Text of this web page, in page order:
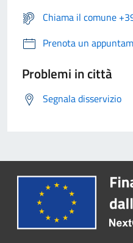
Chiama il comune
Prenota un
Problemi in città
Segnala disservizio